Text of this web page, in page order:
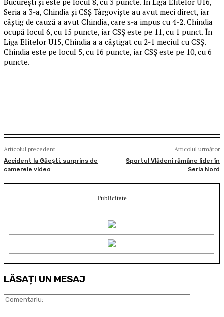
Seria a 3-a, Chindia și CSȘ Târgoviște au avut meci direct, iar
câștig de cauză a avut Chindia, care s-a impus cu 4-2. Chindia
ocupă locul 6, cu 15 puncte, iar CSȘ este pe 11, cu 1 punct. În
Liga Elitelor U15, Chindia a a câștigat cu 2-1 meciul cu CSȘ.
Chindia este pe locul 5, cu 16 puncte, iar CSȘ este pe 10, cu 6
puncte.
Articolul precedent
Accident la Găești, surprins de
camerele video
Articolul următor
Sportul Vlădeni rămâne lider în
Seria Nord
Publicitate
LĂSAȚI UN MESAJ